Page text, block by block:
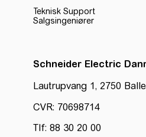
Teknisk Support
Salgsingeniører
Schneider Electric
Lautrupvang 1, 2750
CVR: 70698714
Tlf: 88 30 20 00